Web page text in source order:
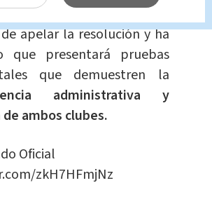
ha
manifestado
apelar la resolución y ha
que presentará pruebas
que demuestren la
administrativa y
ambos clubes.
Oficial
zkH7HFmjNz